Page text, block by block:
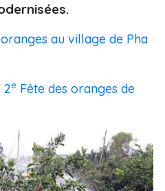
au village de Pha
2e Fête des oranges de